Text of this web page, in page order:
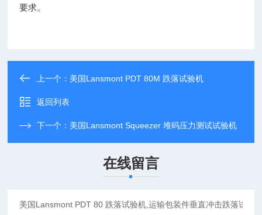
要求。
上一个： 美国Lansmont PDT 80M 跌落试验机
返回列表
下一个： 美国Lansmont Squeezer 堆码压力测试试验机
在线留言